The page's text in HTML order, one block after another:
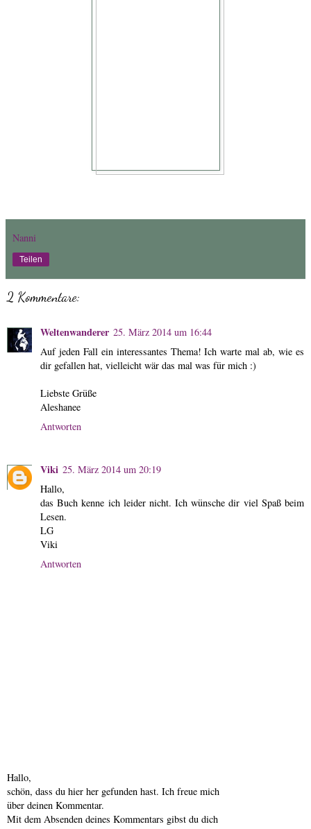
Nanni
Teilen
2 Kommentare:
Weltenwanderer 25. März 2014 um 16:44
Auf jeden Fall ein interessantes Thema! Ich warte mal ab, wie es
dir gefallen hat, vielleicht wär das mal was für mich :)
Liebste Grüße
Aleshanee
Antworten
Viki 25. März 2014 um 20:19
Hallo,
das Buch kenne ich leider nicht. Ich wünsche dir viel Spaß beim
Lesen.
LG
Viki
Antworten
Hallo,
schön, dass du hier her gefunden hast. Ich freue mich
über deinen Kommentar.
Mit dem Absenden deines Kommentars gibst du dich